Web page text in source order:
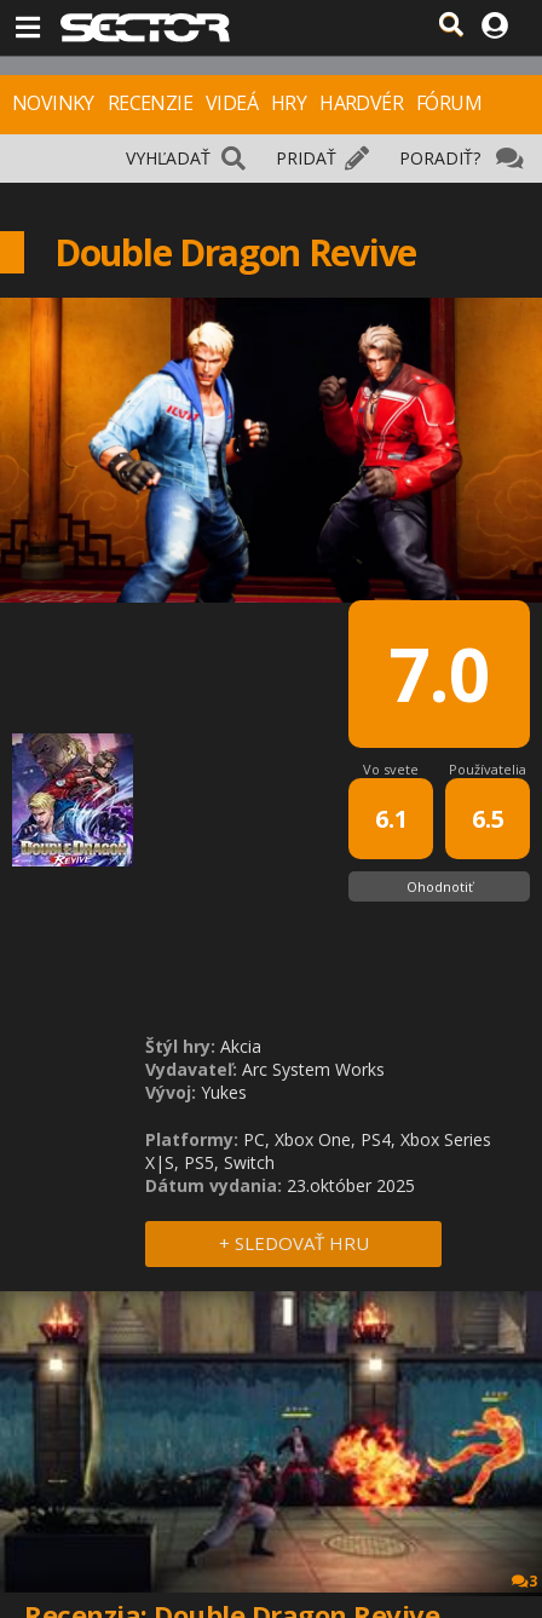
NOVINKY RECENZIE VIDEÁ HRY HARDVÉR FÓRUM
PORADIŤ?
PRIDAŤ
VYHĽADAŤ
Double Dragon Revive
7.0
Vo svete
6.1
Používatelia
6.5
Ohodnotiť
Štýl hry: Akcia
Vydavateľ: Arc System Works
Vývoj: Yukes
Platformy: PC, Xbox One, PS4, Xbox Series
X|S, PS5, Switch
Dátum vydania: 23.október 2025
+ SLEDOVAŤ HRU
3